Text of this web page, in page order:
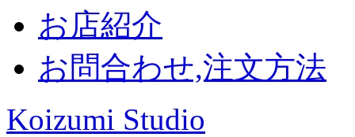
お店紹介
お問合わせ,注文方法
Koizumi Studio